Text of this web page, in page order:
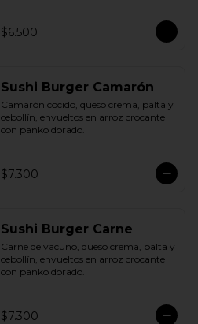
$6.500
Sushi Burger Camarón
Camarón cocido, queso crema, palta y
cebollín, envueltos en arroz crocante
con panko dorado.
$7.300
Sushi Burger Carne
Carne de vacuno, queso crema, palta y
cebollín, envueltos en arroz crocante
con panko dorado.
$7.300